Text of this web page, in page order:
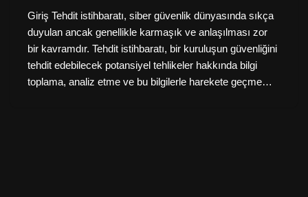
Giriş Tehdit istihbaratı, siber güvenlik dünyasında sıkça
duyulan ancak genellikle karmaşık ve anlaşılması zor
bir kavramdır. Tehdit istihbaratı, bir kuruluşun güvenliğini
tehdit edebilecek potansiyel tehlikeler hakkında bilgi
toplama, analiz etme ve bu bilgilerle harekete geçme…